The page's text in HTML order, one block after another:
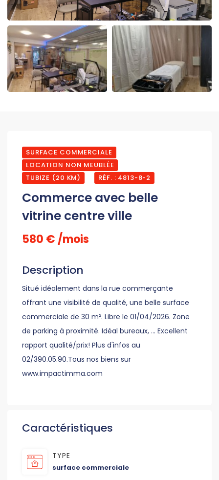
SURFACE COMMERCIALE
LOCATION NON MEUBLÉE
TUBIZE (20 KM)
RÉF. : 4813-8-2
Commerce avec belle
vitrine centre ville
580 € /mois
Description
Situé idéalement dans la rue commerçante
offrant une visibilité de qualité, une belle surface
commerciale de 30 m². Libre le 01/04/2026. Zone
de parking à proximité. Idéal bureaux, ... Excellent
rapport qualité/prix! Plus d'infos au
02/390.05.90.Tous nos biens sur
www.impactimma.com
Caractéristiques
TYPE
surface commerciale